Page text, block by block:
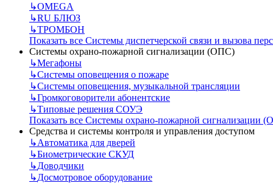
↳OMEGA
↳RU БЛЮЗ
↳ТРОМБОН
Показать все Системы диспетчерской связи и вызова
Системы охрано-пожарной сигнализации (ОПС)
↳Мегафоны
↳Системы оповещения о пожаре
↳Системы оповещения, музыкальной трансляции
↳Громкоговорители абонентские
↳Типовые решения СОУЭ
Показать все Системы охрано-пожарной сигнализации
Средства и системы контроля и управления доступом
↳Автоматика для дверей
↳Биометрические СКУД
↳Доводчики
↳Досмотровое оборудование